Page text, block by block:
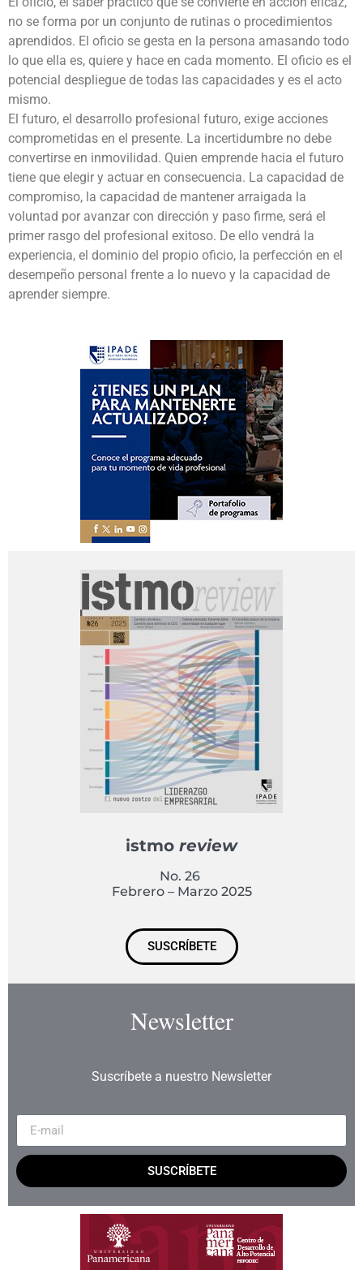
no se forma por un conjunto de rutinas o procedimientos
aprendidos. El oficio se gesta en la persona amasando todo
lo que ella es, quiere y hace en cada momento. El oficio es el
potencial despliegue de todas las capacidades y es el acto
mismo.
El futuro, el desarrollo profesional futuro, exige acciones
comprometidas en el presente. La incertidumbre no debe
convertirse en inmovilidad. Quien emprende hacia el futuro
tiene que elegir y actuar en consecuencia. La capacidad de
compromiso, la capacidad de mantener arraigada la
voluntad por avanzar con dirección y paso firme, será el
primer rasgo del profesional exitoso. De ello vendrá la
experiencia, el dominio del propio oficio, la perfección en el
desempeño personal frente a lo nuevo y la capacidad de
aprender siempre.
istmo review
No. 26
Febrero – Marzo 2025
SUSCRÍBETE
Newsletter
Suscríbete a nuestro Newsletter
SUSCRÍBETE